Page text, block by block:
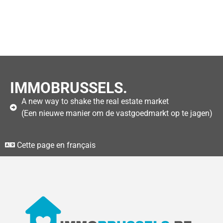
IMMOBRUSSELS.
A new way to shake the real estate market
(Een nieuwe manier om de vastgoedmarkt op te jagen)
Cette page en français